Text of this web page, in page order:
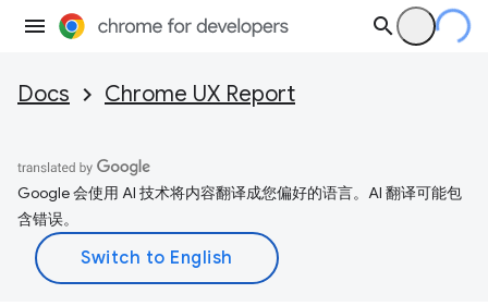
Docs Chrome UX Report
Google 会使用 AI 技术将内容翻译成您偏好的语言。AI 翻译可能包
含错误。